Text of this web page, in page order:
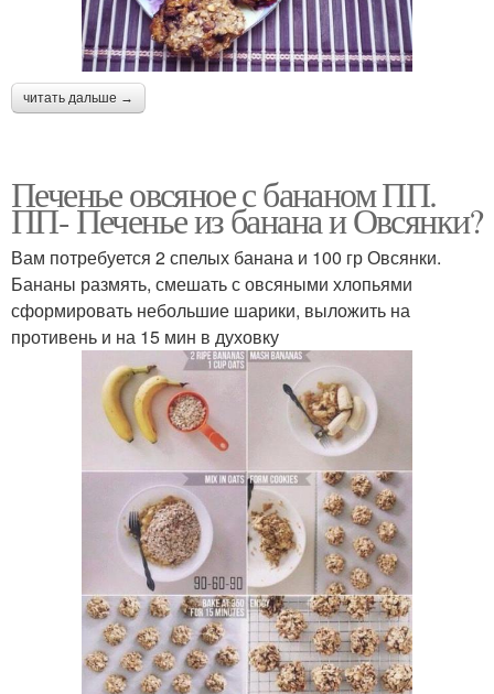
читать дальше →
Печенье овсяное с бананом ПП.
ПП- Печенье из банана и Овсянки?
Вам потребуется 2 спелых банана и 100 гр Овсянки.
Бананы размять, смешать с овсяными хлопьями
сформировать небольшие шарики, выложить на
противень и на 15 мин в духовку